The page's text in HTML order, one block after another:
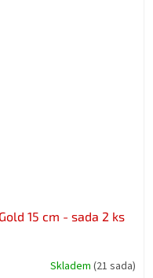
15 cm - sada 2 ks
Skladem (21 sada)